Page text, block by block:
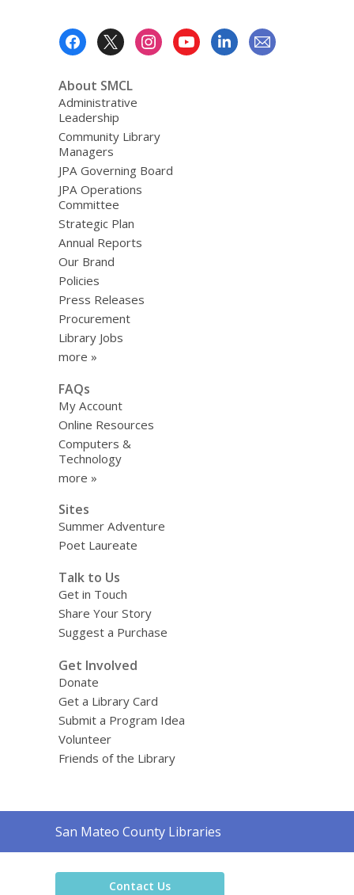
About SMCL
Administrative
Leadership
Community Library
Managers
JPA Governing Board
JPA Operations
Committee
Strategic Plan
Annual Reports
Our Brand
Policies
Press Releases
Procurement
Library Jobs
more »
FAQs
My Account
Online Resources
Computers &
Technology
more »
Sites
Summer Adventure
Poet Laureate
Talk to Us
Get in Touch
Share Your Story
Suggest a Purchase
Get Involved
Donate
Get a Library Card
Submit a Program Idea
Volunteer
Friends of the Library
Contact
the
San Mateo County Libraries
Contact Us